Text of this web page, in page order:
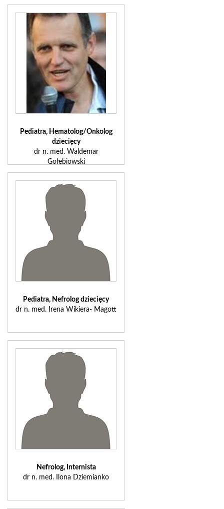
Pediatra, Hematolog/Onkolog
dziecięcy
dr n. med. Waldemar
Gołębiowski
Pediatra, Nefrolog dziecięcy
dr n. med. Irena Wikiera- Magott
Nefrolog, Internista
dr n. med. Ilona Dziemianko